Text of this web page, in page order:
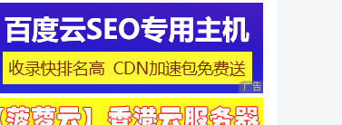
广告 商业广告，理性